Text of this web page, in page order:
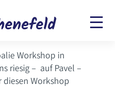
Workshop in
riesig – auf Pavel –
diesen Workshop